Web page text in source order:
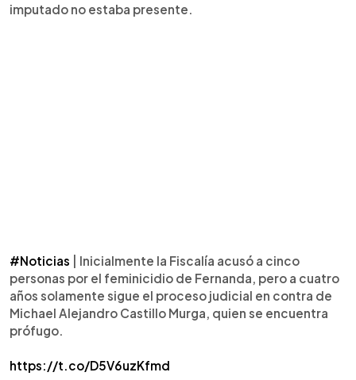
imputado no estaba presente.
#Noticias | Inicialmente la Fiscalía acusó a cinco
personas por el feminicidio de Fernanda, pero a cuatro
años solamente sigue el proceso judicial en contra de
Michael Alejandro Castillo Murga, quien se encuentra
prófugo.
https://t.co/D5V6uzKfmd